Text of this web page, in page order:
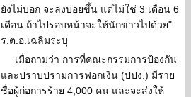
ยังไม่บอก จะลงบ่อยขึ้น แต่ไม่ใช่ 3 เดือน 6
เดือน ถ้าไปรอบหน้าจะให้นักข่าวไปด้วย"
ร.ต.อ.เฉลิมระบุ
เมื่อถามว่า การที่คณะกรรมการป้องกัน
และปราบปรามการฟอกเงิน (ปปง.) มีราย
ชื่อผู้ก่อการร้าย 4,000 คน และจะส่งให้